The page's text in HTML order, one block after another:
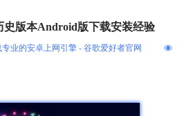
史版本Android版下载安装经验
专业的安卓上网引擎 - 谷歌爱好者官网